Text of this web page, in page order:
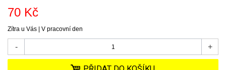
70 Kč
Zítra u Vás | V pracovní den
- +